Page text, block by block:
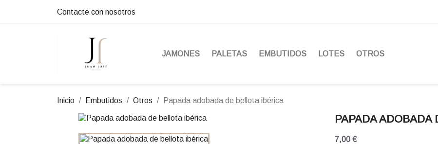
Contacte con nosotros
JAMONES PALETAS EMBUTIDOS LOTES OTROS
Inicio Embutidos Otros Papada adobada de bellota ibérica
PAPADA ADOBADA
7,00 €